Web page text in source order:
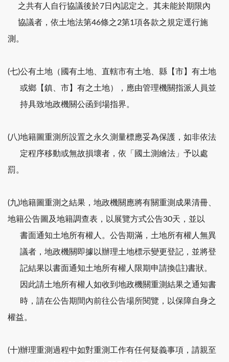
之共有人自行協議後於7日內認定之。其未能於期限內
協議者，依土地法第46條之2第1項各款之規定逕行施
測。
(七)公有土地（國有土地、直轄市有土地、縣【市】有土地
或鄉【鎮、市】有之土地），應由管理機關指派人員並
持具致地政機關公函到場指界。
(八)地籍圖重測所設置之永久測量標應妥為保護，如非依法
定程序移動或無故損壞者，依「國土測繪法」予以處
罰。
(九)地籍圖重測之結果，地政機關應將有關重測成果清冊、
地籍公告圖及地籍調查表，以展覽方式公告30天，並以
書面通知土地所有權人。公告期滿，土地所有權人無異
議者，地政機關即據以辦理土地標示變更登記，並將登
記結果以書面通知土地所有權人限期申請換(註)書狀。
因此請土地所有權人如收到地政機關重測結果之通知書
時，請在公告期間內前往公告場所閱覽，以保障自身之
權益。
(十)辦理重測過程中如對重測工作有任何疑義事項，請親至